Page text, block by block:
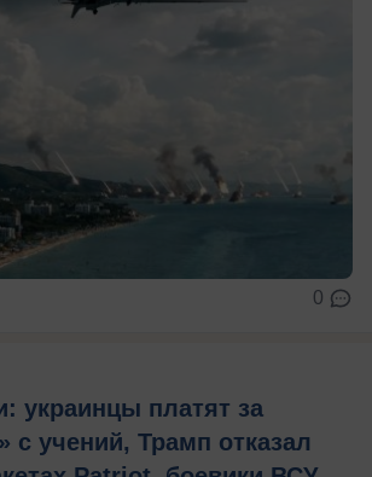
0
украинцы платят за
с учений, Трамп отказал